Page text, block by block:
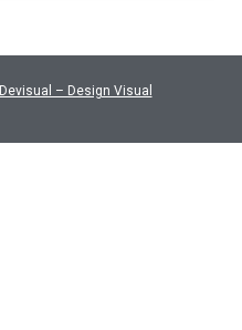
Devisual – Design Visual